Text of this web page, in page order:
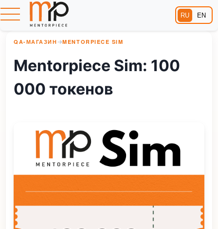
RU EN
QA-МАГАЗИН→MENTORPIECE SIM
Mentorpiece Sim: 100
000 токенов